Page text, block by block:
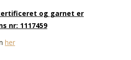
og garnet er
nr: 1117459
her